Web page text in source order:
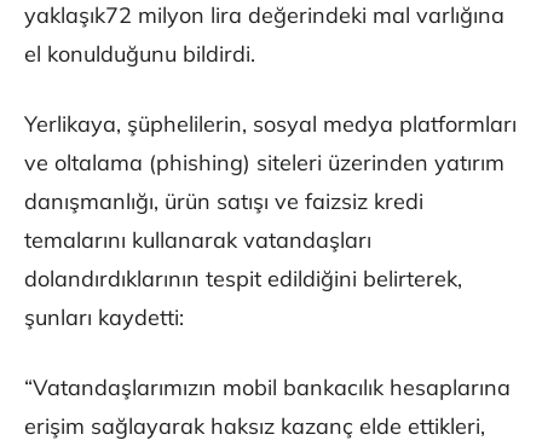
yaklaşık72 milyon lira değerindeki mal varlığına
el konulduğunu bildirdi.
Yerlikaya, şüphelilerin, sosyal medya platformları
ve oltalama (phishing) siteleri üzerinden yatırım
danışmanlığı, ürün satışı ve faizsiz kredi
temalarını kullanarak vatandaşları
dolandırdıklarının tespit edildiğini belirterek,
şunları kaydetti:
“Vatandaşlarımızın mobil bankacılık hesaplarına
erişim sağlayarak haksız kazanç elde ettikleri,